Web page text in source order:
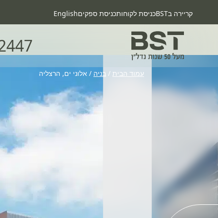
קריירה בBST כניסת לקוחותכניסת ספקיםEnglish
עמוד הבית / בניה / אלוני ים, הרצליה